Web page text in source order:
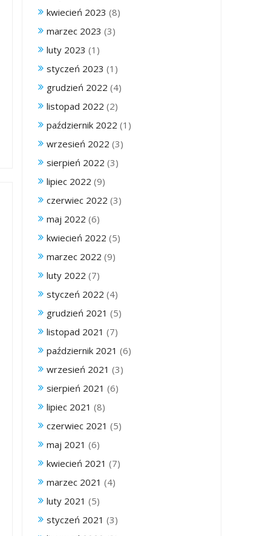
kwiecień 2023 (8)
marzec 2023 (3)
luty 2023 (1)
styczeń 2023 (1)
grudzień 2022 (4)
listopad 2022 (2)
październik 2022 (1)
wrzesień 2022 (3)
sierpień 2022 (3)
lipiec 2022 (9)
czerwiec 2022 (3)
maj 2022 (6)
kwiecień 2022 (5)
marzec 2022 (9)
luty 2022 (7)
styczeń 2022 (4)
grudzień 2021 (5)
listopad 2021 (7)
październik 2021 (6)
wrzesień 2021 (3)
sierpień 2021 (6)
lipiec 2021 (8)
czerwiec 2021 (5)
maj 2021 (6)
kwiecień 2021 (7)
marzec 2021 (4)
luty 2021 (5)
styczeń 2021 (3)